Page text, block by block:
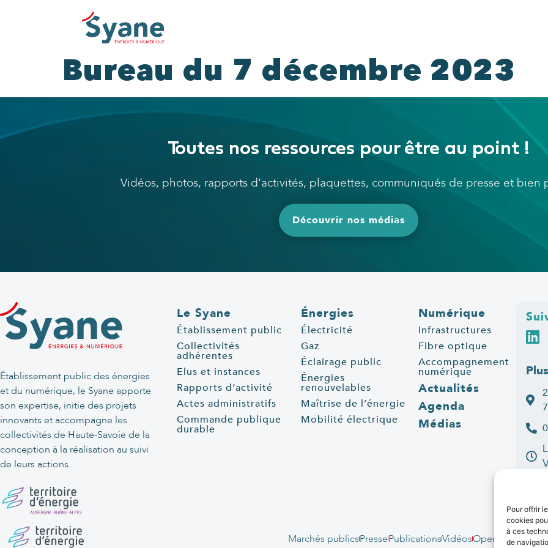
Pour offrir
cookies
à ces
de
Bureau du 7 décembre 2023
Toutes nos ressources pour être au point !
Vidéos, photos, rapports d’activités, plaquettes, communiqués de presse et
Découvrir nos médias
Établissement public des énergies
et du numérique, le Syane apporte
son expertise, initie des projets
innovants et accompagne les
collectivités de Haute-Savoie de la
conception à la réalisation au suivi
de leurs actions.
Le Syane
Établissement public
Collectivités
adhérentes
Elus et instances
Rapports d’activité
Actes administratifs
Commande publique
durable
Énergies
Électricité
Gaz
Éclairage public
Énergies
renouvelables
Maîtrise de l’énergie
Mobilité électrique
Numérique
Infrastructures
Fibre optique
Accompagnement
numérique
Actualités
Agenda
Médias
Marchés publicsPressePublicationsVidéosOpen data